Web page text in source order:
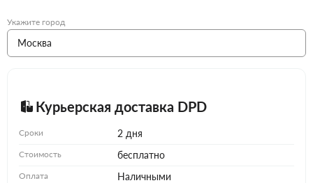
Укажите город
Курьерская доставка DPD
Сроки 2 дня
Стоимость бесплатно
Оплата
Наличными